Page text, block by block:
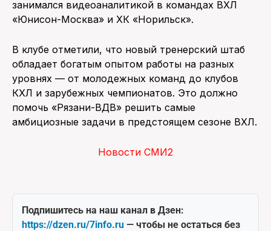
занимался видеоаналитикой в командах ВХЛ
«Юнисон-Москва» и ХК «Норильск».
В клубе отметили, что новый тренерский штаб
обладает богатым опытом работы на разных
уровнях — от молодежных команд до клубов
КХЛ и зарубежных чемпионатов. Это должно
помочь «Рязани-ВДВ» решить самые
амбициозные задачи в предстоящем сезоне ВХЛ.
Новости СМИ2
Подпишитесь на наш канал в Дзен:
https://dzen.ru/7info.ru — чтобы не остаться без